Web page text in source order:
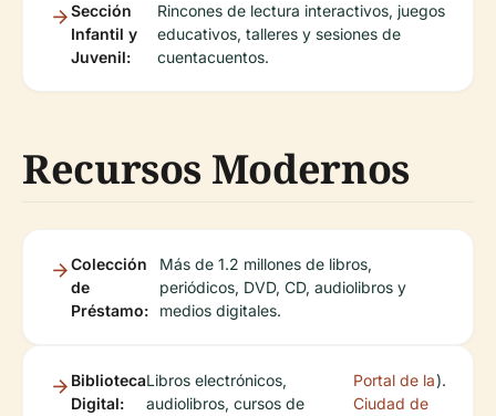
Sección
Infantil y
Juvenil:
Rincones de lectura interactivos, juegos
educativos, talleres y sesiones de
cuentacuentos.
Recursos Modernos
Colección
de
Préstamo:
Más de 1.2 millones de libros,
periódicos, DVD, CD, audiolibros y
medios digitales.
Biblioteca
Digital:
Libros electrónicos,
audiolibros, cursos de
Portal de la
Ciudad de
).